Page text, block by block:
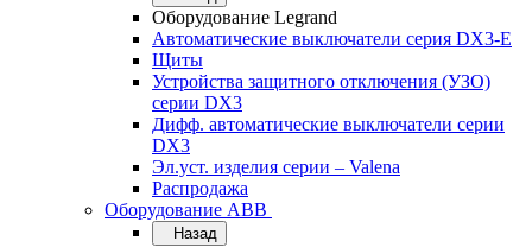
Оборудование Legrand
Автоматические выключатели серия DX3-E
Щиты
Устройства защитного отключения (УЗО)
серии DX3
Дифф. автоматические выключатели серии
DX3
Эл.уст. изделия серии – Valena
Распродажа
Оборудование АВВ
Назад